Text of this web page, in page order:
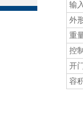
输
外
重
控
开
容